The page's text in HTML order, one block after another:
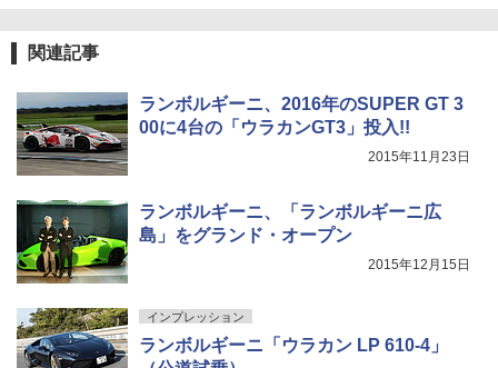
関連記事
ランボルギーニ、2016年のSUPER GT 3
00に4台の「ウラカンGT3」投入!!
2015年11月23日
ランボルギーニ、「ランボルギーニ広
島」をグランド・オープン
2015年12月15日
インプレッション
ランボルギーニ「ウラカン LP 610-4」